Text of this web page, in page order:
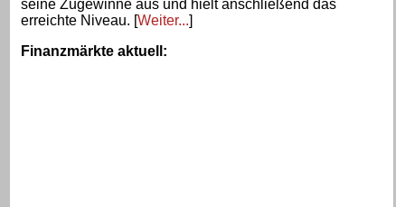
seine Zugewinne aus und hielt anschließend das
erreichte Niveau. [Weiter...]
Finanzmärkte aktuell :